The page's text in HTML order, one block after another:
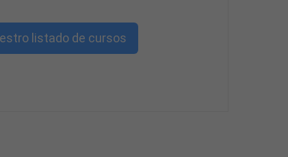
listado de cursos